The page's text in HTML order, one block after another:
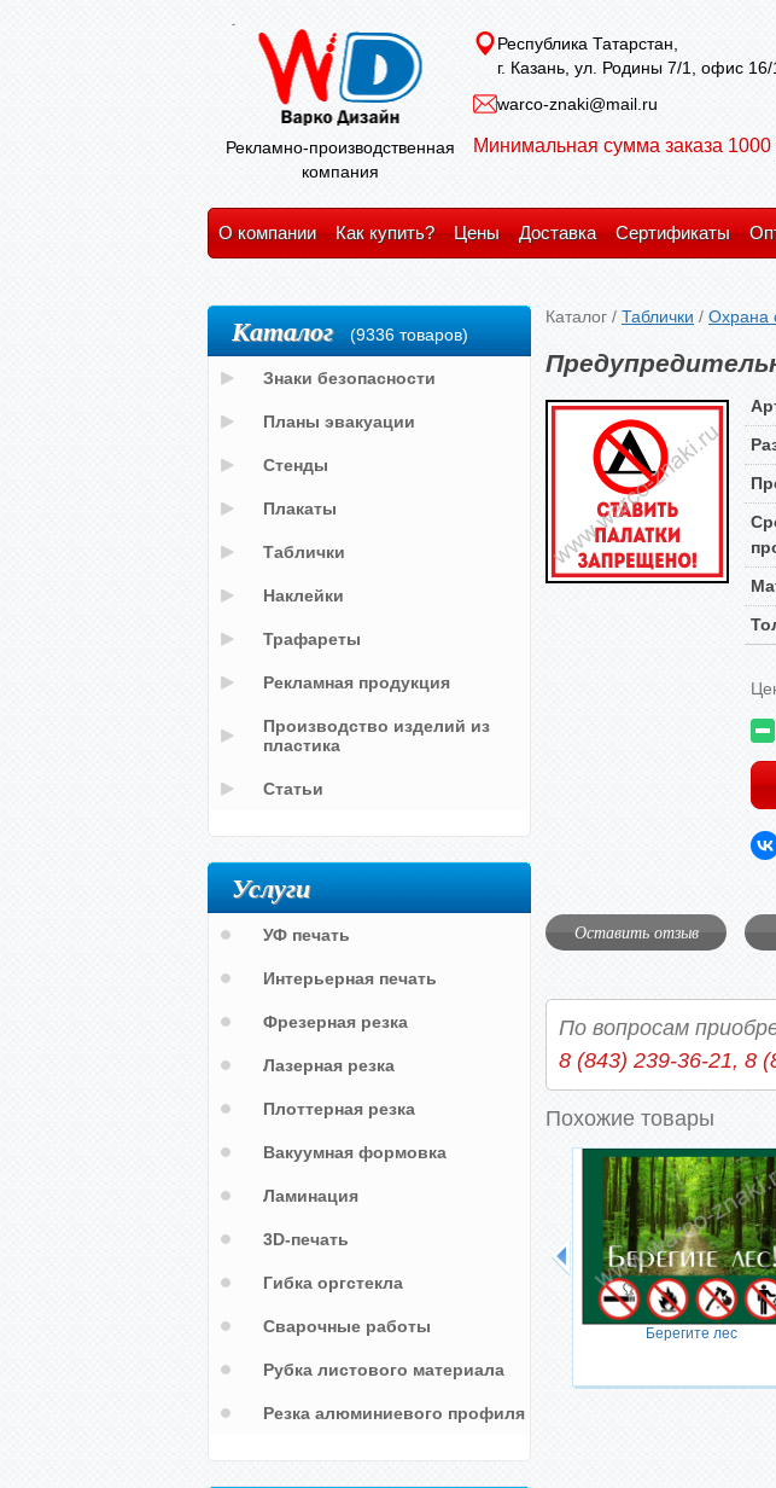
Рекламно-производственная
компания
Республика Татарстан,
г. Казань, ул. Родины 7/1, офис 16/
warco-znaki@mail.ru
Минимальная сумма заказа 1000
О компании Как купить? Цены Доставка Сертификаты
Каталог / Таблички / Охрана
Оставить отзыв
По вопросам
8 (843) 239-36-21, 8
Похожие товары
Берегите лес
Каталог (9336 товаров)
Знаки безопасности
Планы эвакуации
Стенды
Плакаты
Таблички
Наклейки
Трафареты
Рекламная продукция
Производство изделий из
пластика
Статьи
Услуги
УФ печать
Интерьерная печать
Фрезерная резка
Лазерная резка
Плоттерная резка
Вакуумная формовка
Ламинация
3D-печать
Гибка оргстекла
Сварочные работы
Рубка листового материала
Резка алюминиевого профиля